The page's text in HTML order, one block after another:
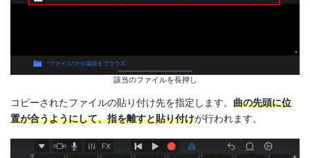
該当のファイルを長押し
コピーされたファイルの貼り付け先を指定します。 曲の先頭に位
置が合うようにして、指を離すと貼り付けが行われます。